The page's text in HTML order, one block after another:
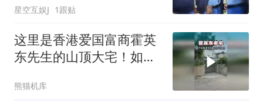
星空互娱J 1跟贴
这里是香港爱国富商霍英
东先生的山顶大宅！如今
熊猫机库